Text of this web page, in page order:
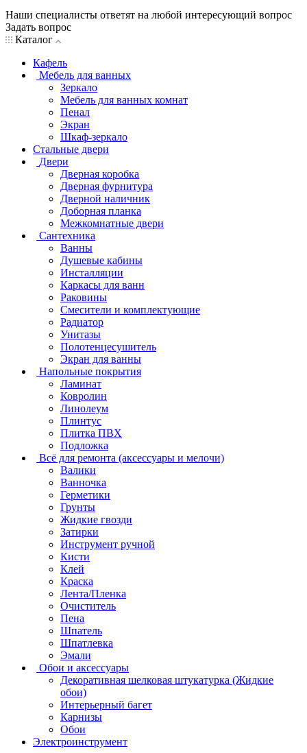
Наши специалисты ответят на любой интересующий вопрос
Задать вопрос
Каталог
Кафель
Мебель для ванных
Зеркало
Мебель для ванных комнат
Пенал
Экран
Шкаф-зеркало
Стальные двери
Двери
Дверная коробка
Дверная фурнитура
Дверной наличник
Доборная планка
Межкомнатные двери
Сантехника
Ванны
Душевые кабины
Инсталляции
Каркасы для ванн
Раковины
Смесители и комплектующие
Радиатор
Унитазы
Полотенцесушитель
Экран для ванны
Напольные покрытия
Ламинат
Ковролин
Линолеум
Плинтус
Плитка ПВХ
Подложка
Всё для ремонта (аксессуары и мелочи)
Валики
Ванночка
Герметики
Грунты
Жидкие гвозди
Затирки
Инструмент ручной
Кисти
Клей
Краска
Лента/Пленка
Очиститель
Пена
Шпатель
Шпатлевка
Эмали
Обои и аксессуары
Декоративная шелковая штукатурка (Жидкие
обои)
Интерьерный багет
Карнизы
Обои
Электроинструмент